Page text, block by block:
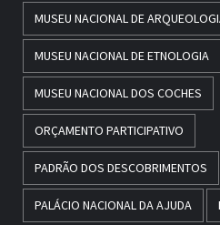
MUSEU NACIONAL DE
MUSEU NACIONAL DE ETNOLOGIA
MUSEU NACIONAL DOS COCHES
ORÇAMENTO PARTICIPATIVO
PADRÃO DOS DESCOBRIMENTOS
PALÁCIO NACIONAL DA AJUDA